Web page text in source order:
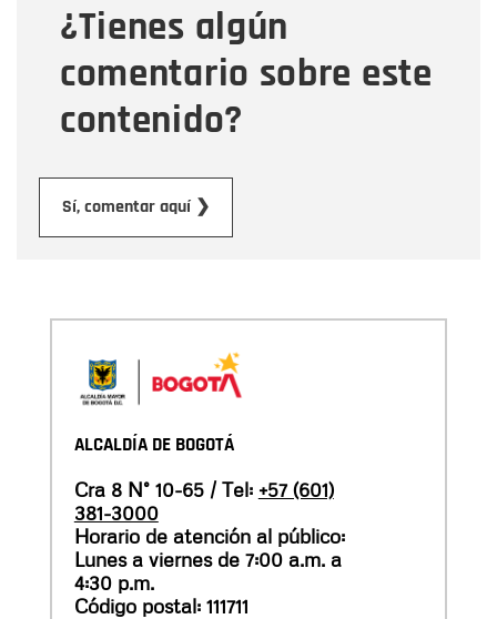
¿Tienes algún
comentario sobre este
contenido?
Sí, comentar aquí ❯
Mensaje
ALCALDÍA DE BOGOTÁ
Cra 8 N° 10-65 / Tel: +57 (601)
381-3000
Horario de atención al público:
Lunes a viernes de 7:00 a.m. a
4:30 p.m.
Código postal: 111711